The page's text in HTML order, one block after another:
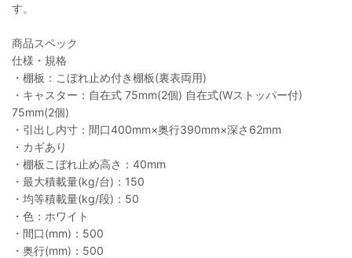
す。
商品スペック
仕様・規格
・棚板：こぼれ止め付き棚板(裏表両用)
・キャスター：自在式 75mm(2個) 自在式(Wストッパー付)
75mm(2個)
・引出し内寸：間口400mm×奥行390mm×深さ62mm
・カギあり
・棚板こぼれ止め高さ：40mm
・最大積載量(kg/台)：150
・均等積載量(kg/段)：50
・色：ホワイト
・間口(mm)：500
・奥行(mm)：500